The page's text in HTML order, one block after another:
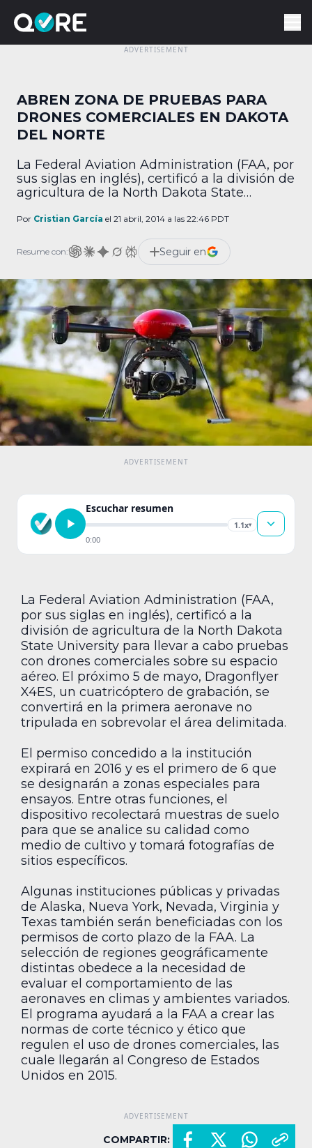
ABREN ZONA DE PRUEBAS PARA
DRONES COMERCIALES EN DAKOTA
DEL NORTE
La Federal Aviation Administration (FAA, por
sus siglas en inglés), certificó a la división de
agricultura de la North Dakota State
drones comerciales sobre su espacio aéreo.
cuatricóptero de grabación, se convertirá en
la primera aeronave no tripulada en
sobrevolar […]
Por Cristian García el 21 abril, 2014 a las 22:46 PDT
Resume con: Seguir en
Escuchar resumen
1.1x▾
0:00
La Federal Aviation Administration (FAA,
por sus siglas en inglés), certificó a la
división de agricultura de la North Dakota
State University para llevar a cabo pruebas
con drones comerciales sobre su espacio
aéreo. El próximo 5 de mayo, Dragonflyer
X4ES, un cuatricóptero de grabación, se
convertirá en la primera aeronave no
tripulada en sobrevolar el área delimitada.
El permiso concedido a la institución
expirará en 2016 y es el primero de 6 que
se designarán a zonas especiales para
ensayos. Entre otras funciones, el
dispositivo recolectará muestras de suelo
para que se analice su calidad como
medio de cultivo y tomará fotografías de
sitios específicos.
Algunas instituciones públicas y privadas
de Alaska, Nueva York, Nevada, Virginia y
Texas también serán beneficiadas con los
permisos de corto plazo de la FAA. La
selección de regiones geográficamente
distintas obedece a la necesidad de
evaluar el comportamiento de las
aeronaves en climas y ambientes variados.
El programa ayudará a la FAA a crear las
normas de corte técnico y ético que
regulen el uso de drones comerciales, las
cuale llegarán al Congreso de Estados
Unidos en 2015.
COMPARTIR: